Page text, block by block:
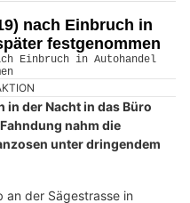
nach Einbruch in
festgenommen
in der Nacht in das Büro
nahm die
unter dringendem
an der Sägestrasse in